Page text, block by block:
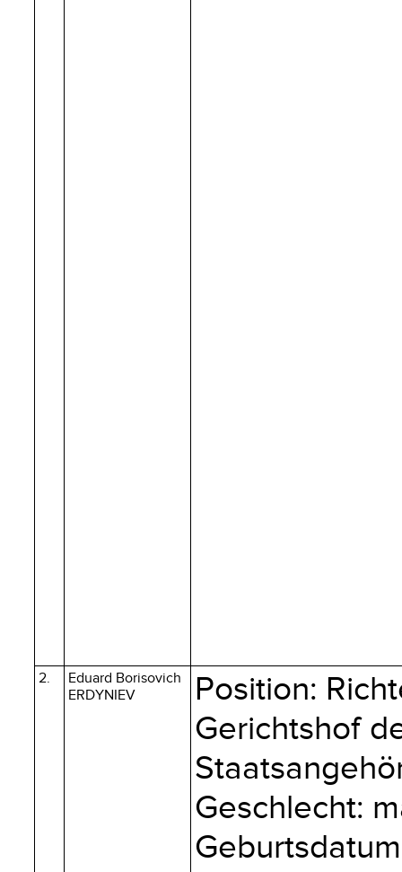
2.
Eduard Borisovich
ERDYNIEV
Position:
Gerichtshof
Geschlecht: